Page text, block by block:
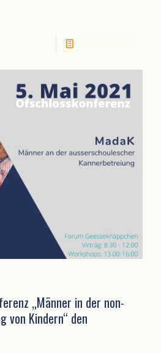
„Männer in der non-
von Kindern“ den